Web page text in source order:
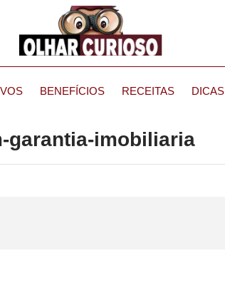
BENEFÍCIOS RECEITAS DICAS
garantia-imobiliaria